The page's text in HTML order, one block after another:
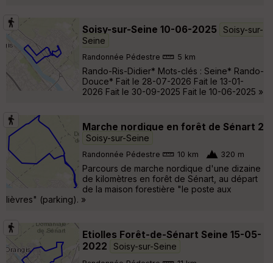
Soisy-sur-Seine 10-06-2025
Soisy-sur-
Seine
Randonnée Pédestre 5 km
Rando-Ris-Didier* Mots-clés : Seine* Rando-
Douce* Fait le 28-07-2026 Fait le 13-01-
2026 Fait le 30-09-2025 Fait le 10-06-2025 »
Marche nordique en forêt de Sénart 2
Soisy-sur-Seine
Randonnée Pédestre 10 km 320 m
Parcours de marche nordique d'une dizaine
de kilomètres en forêt de Sénart, au départ
de la maison forestière "le poste aux
lièvres" (parking). »
Etiolles Forêt-de-Sénart Seine 15-05-
2022
Soisy-sur-Seine